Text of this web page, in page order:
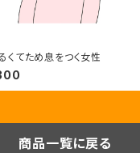
くてため息をつく女性
商品一覧に戻る